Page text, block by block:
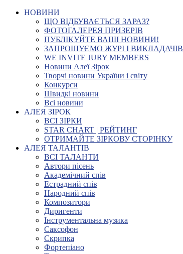
НОВИНИ
ЩО ВІДБУВАЄТЬСЯ ЗАРАЗ?
ФОТОГАЛЕРЕЯ ПРИЗЕРІВ
ПУБЛІКУЙТЕ ВАШІ НОВИНИ!
ЗАПРОШУЄМО ЖУРІ І ВИКЛАДАЧІВ
WE INVITE JURY MEMBERS
Новини Алеї Зірок
Творчі новини України і світу
Конкурси
Швидкі новини
Всі новини
АЛЕЯ ЗІРОК
ВСІ ЗІРКИ
STAR CHART | РЕЙТИНГ
ОТРИМАЙТЕ ЗІРКОВУ СТОРІНКУ
АЛЕЯ ТАЛАНТІВ
ВСІ ТАЛАНТИ
Автори пісень
Академічний спів
Естрадний спів
Народний спів
Композитори
Диригенти
Інструментальна музика
Саксофон
Скрипка
Фортепіано